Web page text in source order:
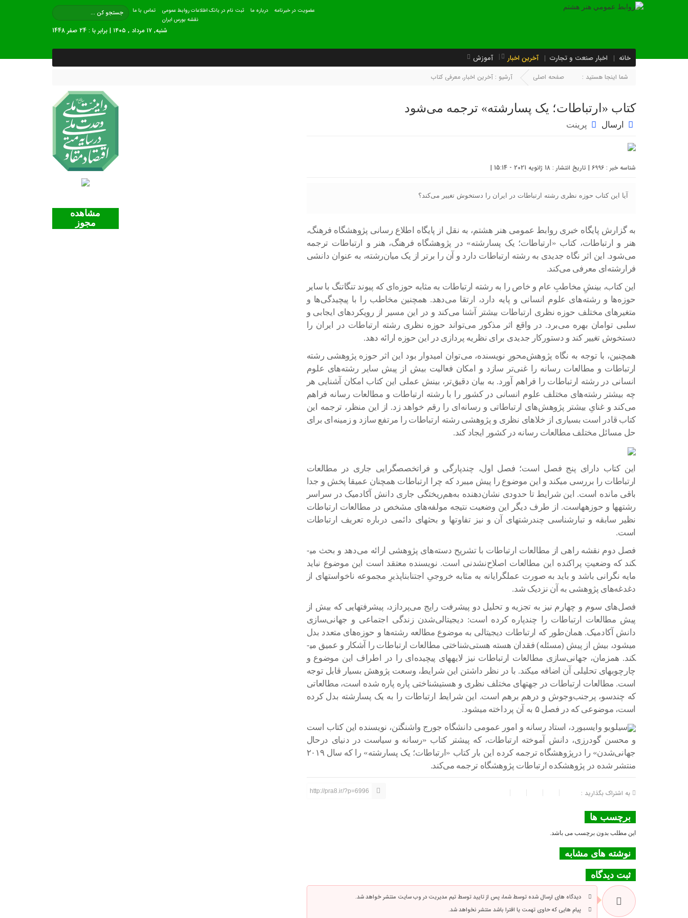
تماس با ما
ثبت نام در بانک اطلاعات روابط عمومی
نقشه بورس ایران
درباره ما عضويت در خبرنامه
شنبه, ۱۷ مرداد , ۱۴۰۵ | برابر با : 24 صفر 1448
خانه اخبار صنعت و تجارت آخرین اخبار آموزش
شما اینجا هستید : صفحه اصلی آرشیو : آخرین اخبار, معرفی کتاب
کتاب «ارتباطات؛ یک پسارشته» ترجمه می‌شود
ارسال پرینت
شناسه خبر : 6996 | تاریخ انتشار : 18 ژانویه 2021 - 15:14 |
آیا این کتاب حوزه نظری رشته ارتباطات در ایران را دستخوش تغییر می‌کند؟
به گزارش پایگاه خبری روابط عمومی هنر هشتم، به نقل از پایگاه اطلاع رسانی پژوهشگاه فرهنگ،
هنر و ارتباطات، کتاب «ارتباطات؛ یک پسارشته» در پژوهشگاه فرهنگ، هنر و ارتباطات ترجمه
می‌شود. این اثر نگاه جدیدی به رشته ارتباطات دارد و آن را برتر از یک میان‌رشته، به عنوان دانشی
فرارشته‌ای معرفی می‌کند.
این کتاب، بینشِ مخاطبِ عام و خاص را به رشته ارتباطات به مثابه حوزه‌ای که پیوند تنگاتنگ با سایر
حوزه‌ها و رشته‌های علوم انسانی و پایه دارد، ارتقا می‌دهد. همچنین مخاطب را با پیچیدگی‌ها و
متغیرهای مختلف حوزه نظری ارتباطات بیشتر آشنا می‌کند و در این مسیر از رویکردهای ایجابی و
سلبی توامان بهره می‌برد. در واقع اثر مذکور می‌تواند حوزه نظری رشته ارتباطات در ایران را
دستخوش تغییر کند و دستورکار جدیدی برای نظریه پردازی در این حوزه ارائه دهد.
همچنین، با توجه به نگاه پژوهش‌محورِ نویسنده، می‌توان امیدوار بود این اثر حوزه پژوهشی رشته
ارتباطات و مطالعات رسانه را غنی‌تر سازد و امکان فعالیت بیش از پیش سایر رشته‌های علوم
انسانی در رشته ارتباطات را فراهم آورد. به بیان دقیق‌تر، بینش عملی این کتاب امکان آشنایی هر
چه بیشتر رشته‌های مختلف علوم انسانی در کشور را با رشته ارتباطات و مطالعات رسانه فراهم
می‌کند و غنایِ بیشتر پژوهش‌های ارتباطاتی و رسانه‌ای را رقم خواهد زد. از این منظر، ترجمه این
کتاب قادر است بسیاری از خلاهای نظری و پژوهشی رشته ارتباطات را مرتفع سازد و زمینه‌ای برای
حل مسائل مختلف مطالعات رسانه در کشور ایجاد کند.
این کتاب دارای پنج فصل است؛ فصل اول، چندپارگی و فراتخصص­گرایی جاری در مطالعات
ارتباطات را بررسی می­کند و این موضوع را پیش می­برد که چرا ارتباطات همچنان عمیقا پخش و جدا
باقی مانده است. این شرایط تا حدودی نشان‌دهنده به‌هم‌ریختگی جاری دانش آکادمیک در سراسر
رشته­ها و حوزه­هاست. از طرف دیگر این وضعیت نتیجه مولفه‌های مشخص در مطالعات ارتباطات
نظیر سابقه و تبارشناسی چندرشته­ای آن و نیز تفاوت­ها و بحث­های دائمی درباره تعریف ارتباطات
است.
فصل دوم نقشه راهی از مطالعات ارتباطات با تشریح دسته‌­های پژوهشی ارائه می­‌دهد و بحث می­
کند که وضعیتِ پراکنده این مطالعات اصلاح‌نشدنی است. نویسنده معتقد است این موضوع نباید
مایه نگرانی باشد و باید به صورت عمل­گرایانه به مثابه خروجیِ اجتناب­ناپذیرِ مجموعه­ ناخواسته­ای از
دغدغه‌­های پژوهشی به آن نزدیک شد.
فصل‌های سوم و چهارم نیز به تجزیه و تحلیل دو پیشرفت رایج می­‌پردازد، پیشرفت­هایی که بیش از
پیش مطالعات ارتباطات را چندپاره کرده­ است: دیجیتالی‌شدن زندگی اجتماعی و جهانی‌سازی
دانش آکادمیک. همان‌طور که ارتباطات دیجیتالی به موضوع مطالعه رشته‌­ها و حوزه­‌های متعدد بدل
می­شود، بیش از پیش (مسئله) فقدان هسته هستی‌­شناختی مطالعات ارتباطات را آشکار و عمیق می­
کند. همزمان، جهانی‌سازی مطالعات ارتباطات نیز لایه­های پیچیده‌ای را در اطراف این موضوع و
چارچوب­های تحلیلی آن اضافه می­کند. با در نظر داشتن این شرایط، وسعت پژوهش بسیار قابل توجه
است. مطالعات ارتباطات در جهت­های مختلف نظری و هستی­شناختی پاره پاره شده است، مطالعاتی
که چندسو، پرجنب‌وجوش و درهم برهم است. این شرایط ارتباطات را به یک پسارشته بدل کرده
است، موضوعی که در فصل ۵ به آن پرداخته می­شود.
سیلویو وایسبورد، استاد رسانه و امور عمومی دانشگاه جورج واشنگتن، نویسنده این کتاب است
و محسن گودرزی، دانش آموخته ارتباطات، که پیشتر کتاب «رسانه و سیاست در دنیای درحال
جهانی‌شدن» را درپژوهشگاه ترجمه کرده این بار کتاب «ارتباطات؛ یک پسارشته» را که سال ۲۰۱۹
منتشر شده در پژوهشکده ارتباطات پژوهشگاه ترجمه می‌کند.
به اشتراک بگذارید : http://pra8.ir/?p=6996
برچسب ها
این مطلب بدون برچسب می باشد.
نوشته های مشابه
ثبت دیدگاه
دیدگاه های ارسال شده توسط شما، پس از تایید توسط تیم مدیریت در وب سایت منتشر خواهد شد.
پیام هایی که حاوی تهمت یا افترا باشد منتشر نخواهد شد.
مشاهده
مجوز